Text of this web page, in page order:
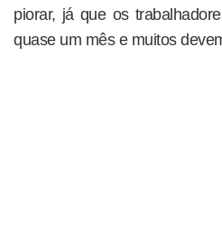
piorar, já que os
quase um mês e muitos